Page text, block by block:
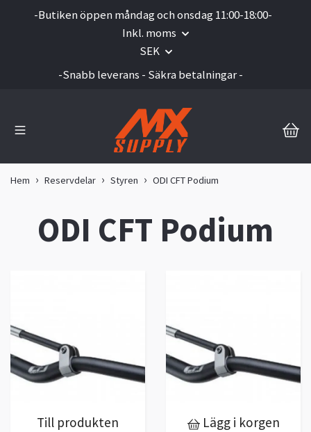
-Butiken öppen måndag och onsdag 11:00-18:00-
Inkl. moms
SEK
-Snabb leverans - Säkra betalningar -
Hem Reservdelar Styren ODI CFT Podium
ODI CFT Podium
Till produkten Lägg i korgen